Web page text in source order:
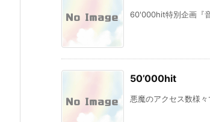
60'000hit特別企画『
50’000hit
悪魔のアクセス数様